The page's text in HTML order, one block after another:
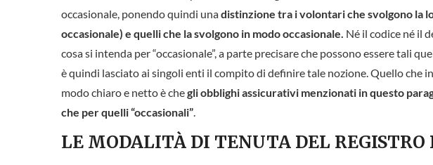
occasionale, ponendo quindi unadistinzione tra i volontari che svolgono la
occasionale) e quelli che la svolgono in modo occasionale. Né il codice né il
cosa si intenda per “occasionale”, a parte precisare che possono essere tali
è quindi lasciato ai singoli enti il compito di definire tale nozione. Quello che
modo chiaro e netto è chegli obblighi assicurativi menzionati in questo
che per quelli “occasionali”.
LE MODALITÀ DI TENUTA DEL REGISTRO